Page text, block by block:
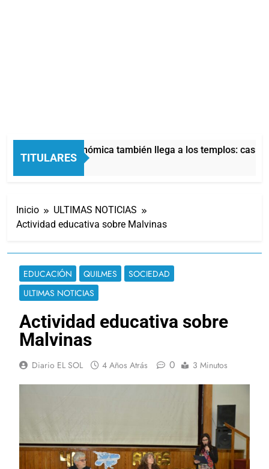
TITULARES
La crisis económica también llega a los templos: casi la
13 Horas Atrás
Inicio
ULTIMAS NOTICIAS
Actividad educativa sobre Malvinas
EDUCACIÓN QUILMES
SOCIEDAD
ULTIMAS NOTICIAS
Actividad educativa sobre
Malvinas
Diario EL SOL 4 Años Atrás 0 3 Minutos